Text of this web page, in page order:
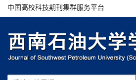
中国高校科技期刊集群服务平台